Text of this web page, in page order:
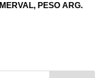
MERVAL PESO ARG.